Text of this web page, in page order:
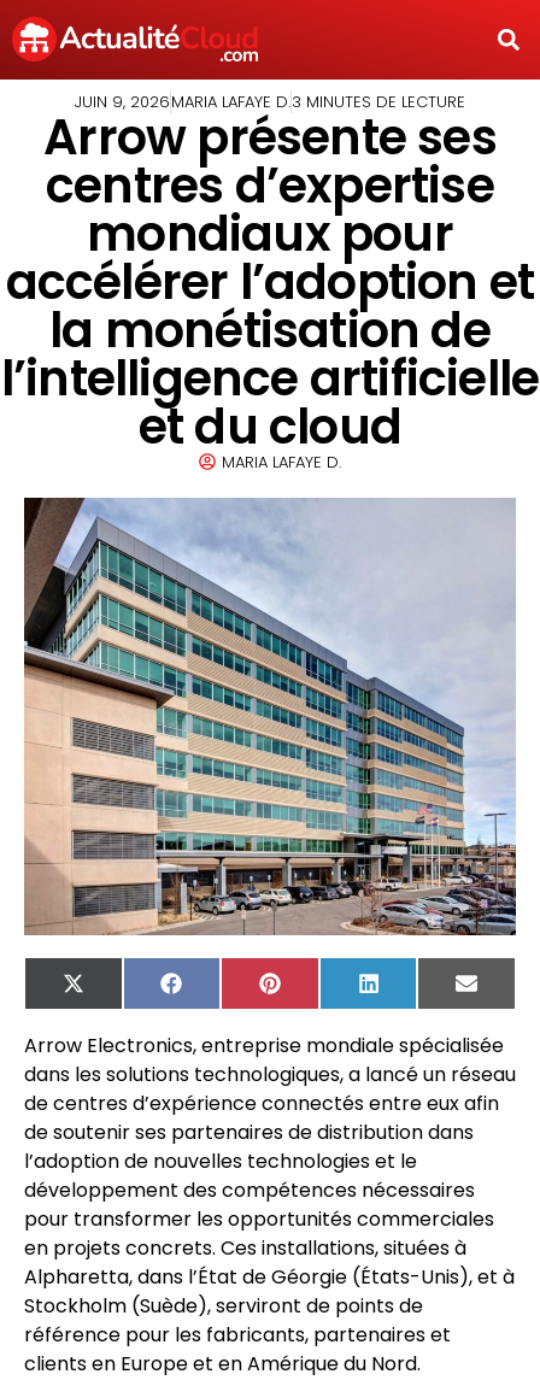
JUIN 9, 2026MARIA LAFAYE D.3 MINUTES DE LECTURE
Arrow présente ses
centres d’expertise
mondiaux pour
accélérer l’adoption et
la monétisation de
l’intelligence artificielle
et du cloud
MARIA LAFAYE D.
X
(Twitter)
FacebookPinterest LinkedIn
Email
Arrow Electronics, entreprise mondiale spécialisée
dans les solutions technologiques, a lancé un réseau
de centres d’expérience connectés entre eux afin
de soutenir ses partenaires de distribution dans
l’adoption de nouvelles technologies et le
développement des compétences nécessaires
pour transformer les opportunités commerciales
en projets concrets. Ces installations, situées à
Alpharetta, dans l’État de Géorgie (États-Unis), et à
Stockholm (Suède), serviront de points de
référence pour les fabricants, partenaires et
clients en Europe et en Amérique du Nord.